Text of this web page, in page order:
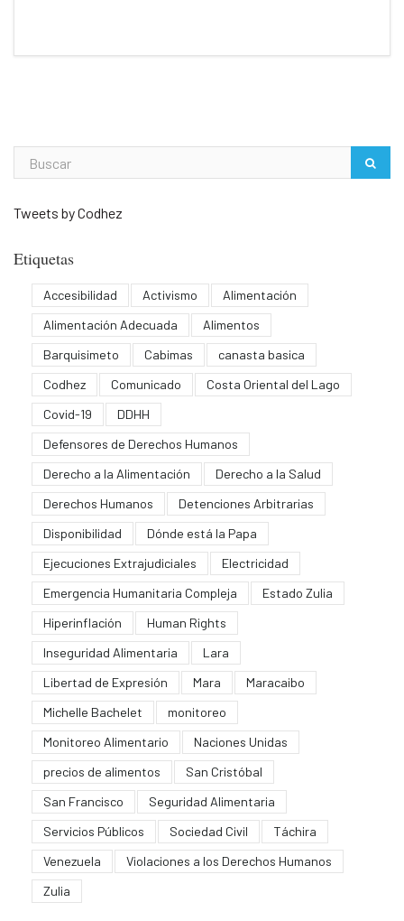
Tweets by Codhez
Etiquetas
Accesibilidad Activismo
Alimentación
Alimentación Adecuada
Alimentos
Barquisimeto
Cabimas
canasta basica
Codhez
Comunicado
Costa Oriental del Lago
Covid-19
DDHH
Defensores de Derechos Humanos
Derecho a la Alimentación
Derecho a la Salud
Derechos Humanos
Detenciones Arbitrarias
Disponibilidad
Dónde está la Papa
Ejecuciones Extrajudiciales
Electricidad
Emergencia Humanitaria Compleja
Estado Zulia
Hiperinflación
Human Rights
Inseguridad Alimentaria
Lara
Libertad de Expresión
Mara
Maracaibo
Michelle Bachelet
monitoreo
Monitoreo Alimentario
Naciones Unidas
precios de alimentos
San Cristóbal
San Francisco
Seguridad Alimentaria
Servicios Públicos
Sociedad Civil
Táchira
Venezuela
Violaciones a los Derechos Humanos
Zulia